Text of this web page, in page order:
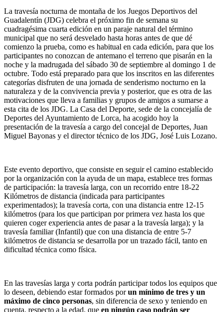
La travesía nocturna de montaña de los Juegos Deportivos del
Guadalentín (JDG) celebra el próximo fin de semana su
cuadragésima cuarta edición en un paraje natural del término
municipal que no será desvelado hasta horas antes de que dé
comienzo la prueba, como es habitual en cada edición, para que los
participantes no conozcan de antemano el terreno que pisarán en la
noche y la madrugada del sábado 30 de septiembre al domingo 1 de
octubre. Todo está preparado para que los inscritos en las diferentes
categorías disfruten de una jornada de senderismo nocturno en la
naturaleza y de la convivencia previa y posterior, que es otra de las
motivaciones que lleva a familias y grupos de amigos a sumarse a
esta cita de los JDG. La Casa del Deporte, sede de la concejalía de
Deportes del Ayuntamiento de Lorca, ha acogido hoy la
presentación de la travesía a cargo del concejal de Deportes, Juan
Miguel Bayonas y el director técnico de los JDG, José Luis Lozano.
Este evento deportivo, que consiste en seguir el camino establecido
por la organización con la ayuda de un mapa, establece tres formas
de participación: la travesía larga, con un recorrido entre 18-22
Kilómetros de distancia (indicada para participantes
experimentados); la travesía corta, con una distancia entre 12-15
kilómetros (para los que participan por primera vez hasta los que
quieren coger experiencia antes de pasar a la travesía larga); y la
travesía familiar (Infantil) que con una distancia de entre 5-7
kilómetros de distancia se desarrolla por un trazado fácil, tanto en
dificultad técnica como física.
En las travesías larga y corta podrán participar todos los equipos que
lo deseen, debiendo estar formados porun mínimo de tres y un
máximo de cinco personas, sin diferencia de sexo y teniendo en
cuenta, respecto a la edad, que en ningún caso podrán ser